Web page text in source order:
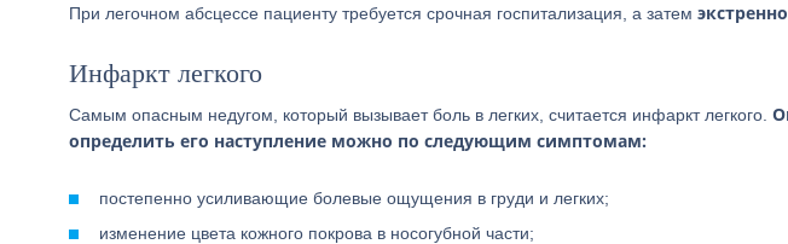
При легочном абсцессе пациенту требуется срочная госпитализация, а затем
Инфаркт легкого
Самым опасным недугом, который вызывает боль в легких, считается инфаркт легкого.
определить его наступление можно по следующим симптомам:
постепенно усиливающие болевые ощущения в груди и легких;
изменение цвета кожного покрова в носогубной части;